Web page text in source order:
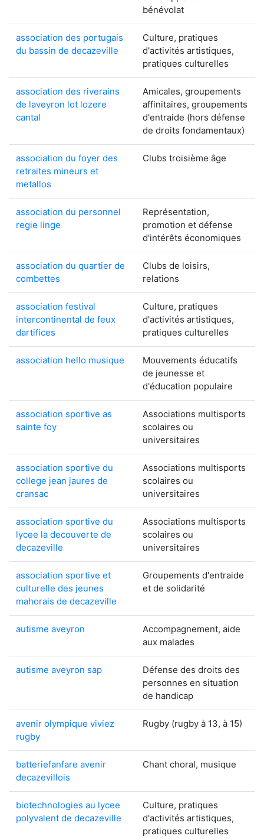
bénévolat
association des portugais
du bassin de decazeville
Culture, pratiques
d'activités artistiques,
pratiques culturelles
association des riverains
de laveyron lot lozere
cantal
Amicales, groupements
affinitaires, groupements
d'entraide (hors défense
de droits fondamentaux)
association du foyer des
retraites mineurs et
metallos
Clubs troisième âge
association du personnel
regie linge
Représentation,
promotion et défense
d'intérêts économiques
association du quartier de
combettes
Clubs de loisirs,
relations
association festival
intercontinental de feux
dartifices
Culture, pratiques
d'activités artistiques,
pratiques culturelles
association hello musique
Mouvements éducatifs
de jeunesse et
d'éducation populaire
association sportive as
sainte foy
Associations multisports
scolaires ou
universitaires
association sportive du
college jean jaures de
cransac
Associations multisports
scolaires ou
universitaires
association sportive du
lycee la decouverte de
decazeville
Associations multisports
scolaires ou
universitaires
association sportive et
culturelle des jeunes
mahorais de decazeville
Groupements d'entraide
et de solidarité
autisme aveyron
Accompagnement, aide
aux malades
autisme aveyron sap
Défense des droits des
personnes en situation
de handicap
avenir olympique viviez
rugby
Rugby (rugby à 13, à 15)
batteriefanfare avenir
decazevillois
Chant choral, musique
biotechnologies au lycee
polyvalent de decazeville
Culture, pratiques
d'activités artistiques,
pratiques culturelles